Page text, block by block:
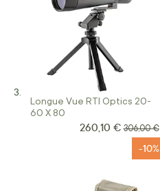
Longue Vue RTI Optics 20-
60 X 80
Prix Spécial
260,10 € Prix
306,00 €
-10%